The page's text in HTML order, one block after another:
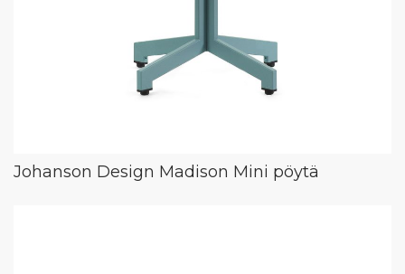
Johanson Design Madison Mini pöytä